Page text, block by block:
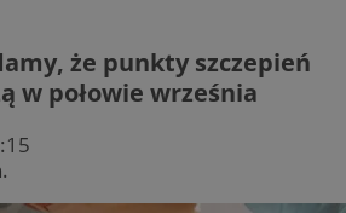
że punkty szczepień
w połowie września